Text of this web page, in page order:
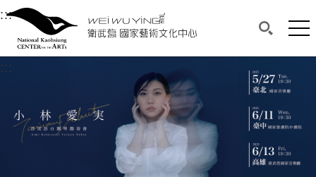
衛武營國家藝術文化中心
中央內容區塊，為本頁主要內容區。
:::選單連結區塊，此區塊列有本網站主要連結。
衛武營國家藝術文化中心
搜尋(開
網
:::